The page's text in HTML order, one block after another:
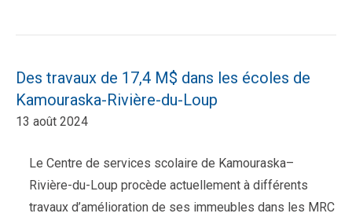
Des travaux de 17,4 M$ dans les écoles de
Kamouraska-Rivière-du-Loup
13 août 2024
Le Centre de services scolaire de Kamouraska–
Rivière-du-Loup procède actuellement à différents
travaux d’amélioration de ses immeubles dans les MRC